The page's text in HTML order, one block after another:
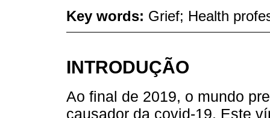
Key words: Grief; Health
INTRODUÇÃO
Ao final de 2019, o mundo
causador da covid-19. Este